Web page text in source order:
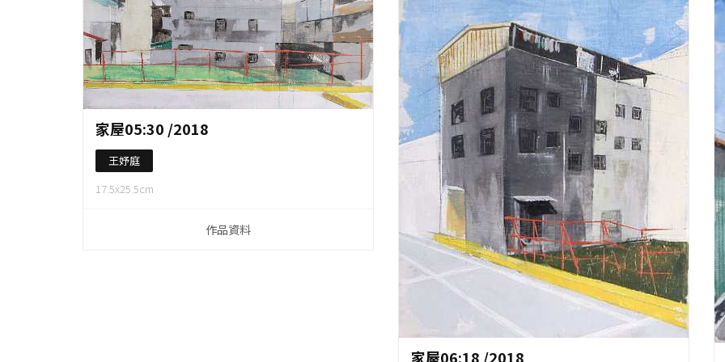
作品資料
家屋05:30 /2018
王妤庭
17.5x25.5cm
作品資料
作品資料
家屋06:18 /2018